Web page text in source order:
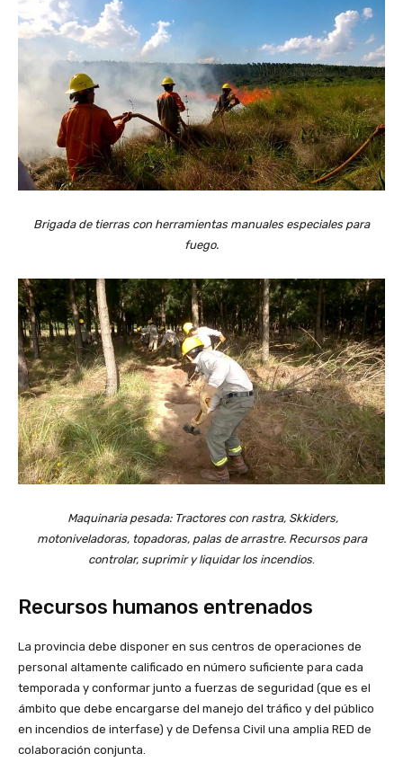
Brigada de tierras con herramientas manuales especiales para
fuego.
Maquinaria pesada: Tractores con rastra, Skkiders,
motoniveladoras, topadoras, palas de arrastre. Recursos para
controlar, suprimir y liquidar los incendios.
Recursos humanos entrenados
La provincia debe disponer en sus centros de operaciones de
personal altamente calificado en número suficiente para cada
temporada y conformar junto a fuerzas de seguridad (que es el
ámbito que debe encargarse del manejo del tráfico y del público
en incendios de interfase) y de Defensa Civil una amplia RED de
colaboración conjunta.